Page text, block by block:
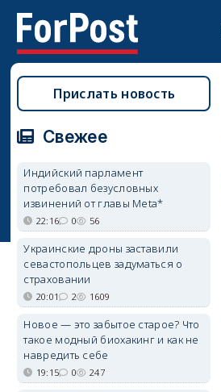
Прислать новость
Свежее
Индийский парламент
потребовал безусловных
извинений от главы Meta*
22:16 0 56
Украинские дроны заставили
севастопольцев задуматься о
страховании
20:01 2 1609
Новое — это забытое старое? Что
такое модный биохакинг и как не
навредить себе
19:15 0 247